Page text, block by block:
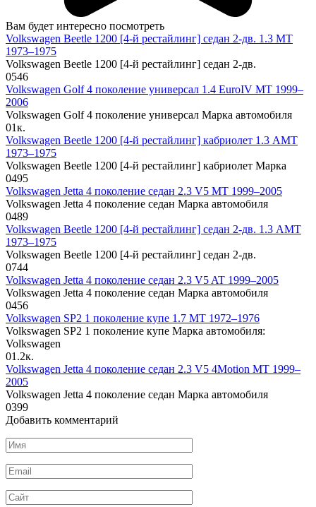
Вам будет интересно посмотреть
Volkswagen Beetle 1200 [4-й рестайлинг] седан 2-дв. 1.3 MT
1973–1975
Volkswagen Beetle 1200 [4-й рестайлинг] седан 2-дв.
0546
Volkswagen Golf 4 поколение универсал 1.4 EuroIV MT 1999–
2006
Volkswagen Golf 4 поколение универсал Марка автомобиля
01к.
Volkswagen Beetle 1200 [4-й рестайлинг] кабриолет 1.3 AMT
1973–1975
Volkswagen Beetle 1200 [4-й рестайлинг] кабриолет Марка
0495
Volkswagen Jetta 4 поколение седан 2.3 V5 MT 1999–2005
Volkswagen Jetta 4 поколение седан Марка автомобиля
0489
Volkswagen Beetle 1200 [4-й рестайлинг] седан 2-дв. 1.3 AMT
1973–1975
Volkswagen Beetle 1200 [4-й рестайлинг] седан 2-дв.
0744
Volkswagen Jetta 4 поколение седан 2.3 V5 AT 1999–2005
Volkswagen Jetta 4 поколение седан Марка автомобиля
0456
Volkswagen SP2 1 поколение купе 1.7 MT 1972–1976
Volkswagen SP2 1 поколение купе Марка автомобиля:
Volkswagen
01.2к.
Volkswagen Jetta 4 поколение седан 2.3 V5 4Motion MT 1999–
2005
Volkswagen Jetta 4 поколение седан Марка автомобиля
0399
Добавить комментарий
Имя
*
Email
*
Сайт